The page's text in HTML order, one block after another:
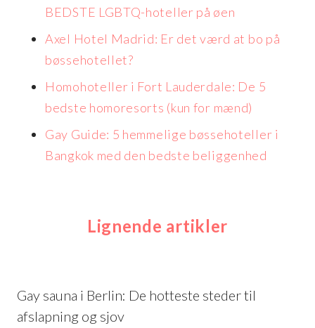
BEDSTE LGBTQ-hoteller på øen
Axel Hotel Madrid: Er det værd at bo på
bøssehotellet?
Homohoteller i Fort Lauderdale: De 5
bedste homoresorts (kun for mænd)
Gay Guide: 5 hemmelige bøssehoteller i
Bangkok med den bedste beliggenhed
Lignende artikler
Gay sauna i Berlin: De hotteste steder til
afslapning og sjov